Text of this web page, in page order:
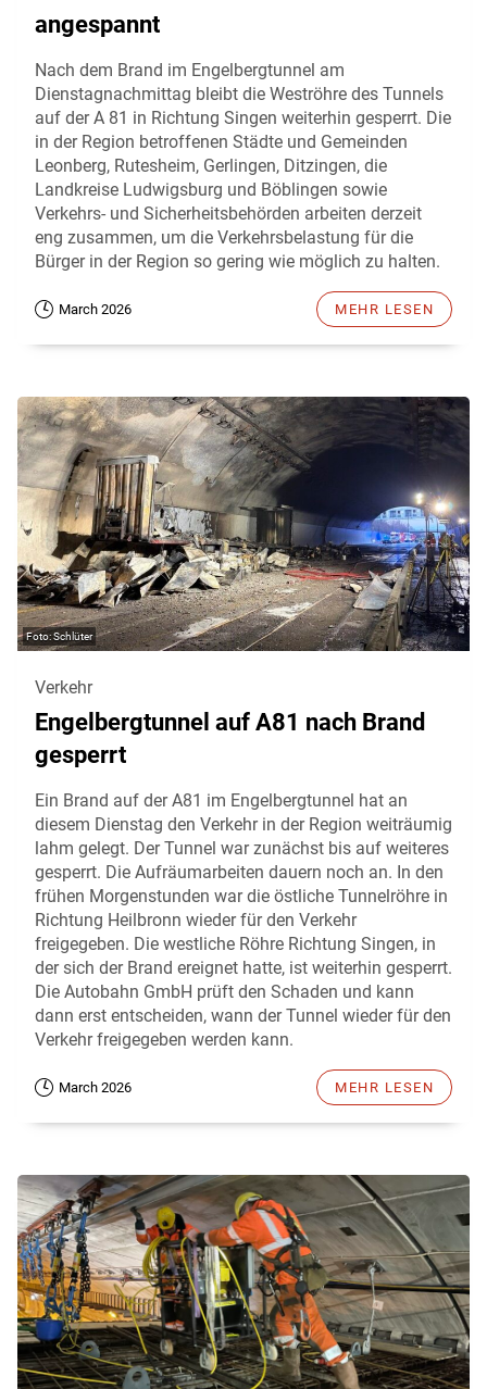
angespannt
Nach dem Brand im Engelbergtunnel am
Dienstagnachmittag bleibt die Weströhre des Tunnels
auf der A 81 in Richtung Singen weiterhin gesperrt. Die
in der Region betroffenen Städte und Gemeinden
Leonberg, Rutesheim, Gerlingen, Ditzingen, die
Landkreise Ludwigsburg und Böblingen sowie
Verkehrs- und Sicherheitsbehörden arbeiten derzeit
eng zusammen, um die Verkehrsbelastung für die
Bürger in der Region so gering wie möglich zu halten.
March 2026 MEHR LESEN
Schlüter
Verkehr
Engelbergtunnel auf A81 nach Brand
gesperrt
Ein Brand auf der A81 im Engelbergtunnel hat an
diesem Dienstag den Verkehr in der Region weiträumig
lahm gelegt. Der Tunnel war zunächst bis auf weiteres
gesperrt. Die Aufräumarbeiten dauern noch an. In den
frühen Morgenstunden war die östliche Tunnelröhre in
Richtung Heilbronn wieder für den Verkehr
freigegeben. Die westliche Röhre Richtung Singen, in
der sich der Brand ereignet hatte, ist weiterhin gesperrt.
Die Autobahn GmbH prüft den Schaden und kann
dann erst entscheiden, wann der Tunnel wieder für den
Verkehr freigegeben werden kann.
March 2026 MEHR LESEN